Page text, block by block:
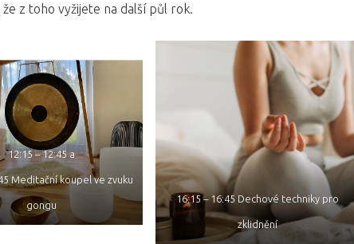
z toho vyžijete na další půl rok.
12:15 – 12:45 a
Meditační koupel ve zvuku
gongu
16:15 – 16:45 Dechové techniky pro
zklidnění